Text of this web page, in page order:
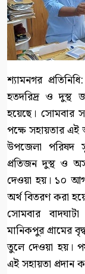
শ্যামনগর
হতদরিদ্র ও দুস্থ
হয়েছে। সোমবার
পক্ষে সহায়তার এই
উপজেলা পরিষদ
প্রতিজন দুস্থ ও
দেওয়া হয়। ১০
অর্থ বিতরণ করা
সোমবার
মানিকপুর গ্রামের
তুলে দেওয়া হয়।
এই সহায়তা প্রদান